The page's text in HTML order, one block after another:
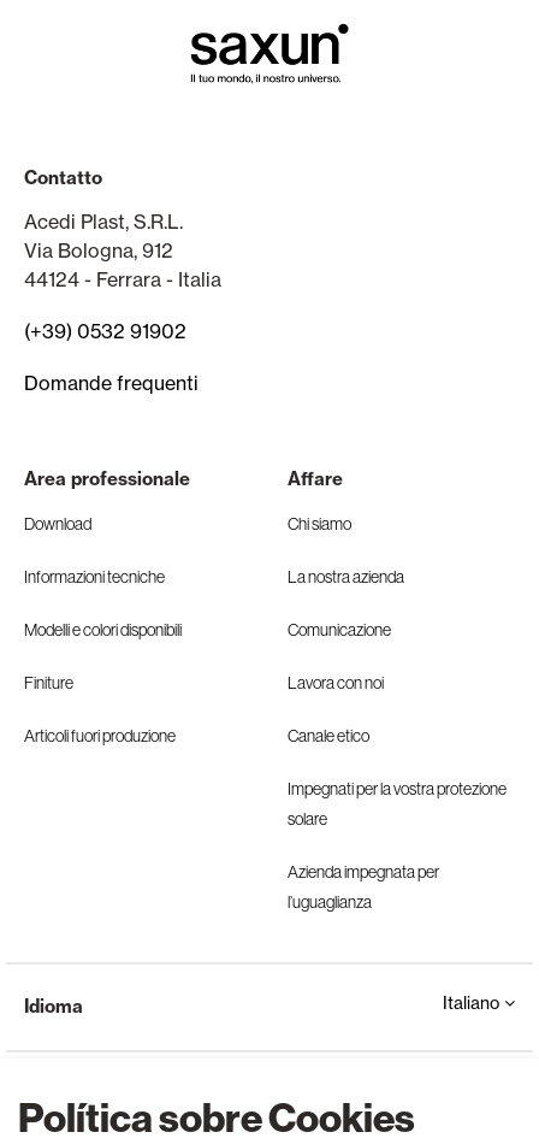
Política sobre Cookies
Contatto
Acedi Plast, S.R.L.
Via Bologna, 912
44124 - Ferrara - Italia
(+39) 0532 91902
Domande frequenti
Area professionale
Download
Informazioni tecniche
Modelli e colori disponibili
Finiture
Articoli fuori produzione
Affare
Chi siamo
La nostra azienda
Comunicazione
Lavora con noi
Canale etico
Impegnati per la vostra protezione
solare
Azienda impegnata per
l’uguaglianza
Idioma Italiano